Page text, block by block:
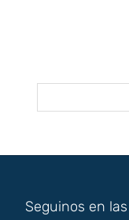
Seguinos en